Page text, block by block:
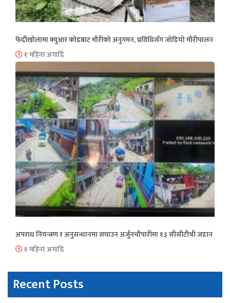
फेदीखोलामा क्युआर कोडबाट मौरीको अनुगमन, प्रविधिसँग जोडियो मौरीपालन
१ महिना अगाडि
अपराध नियन्त्रण र अनुसन्धानमा सघाउन अर्जुनचौपारीमा १३ सीसीटीभी जडान
१ महिना अगाडि
Recent Posts